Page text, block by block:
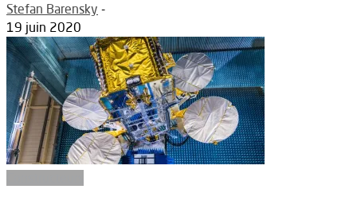
Stefan Barensky -
19 juin 2020